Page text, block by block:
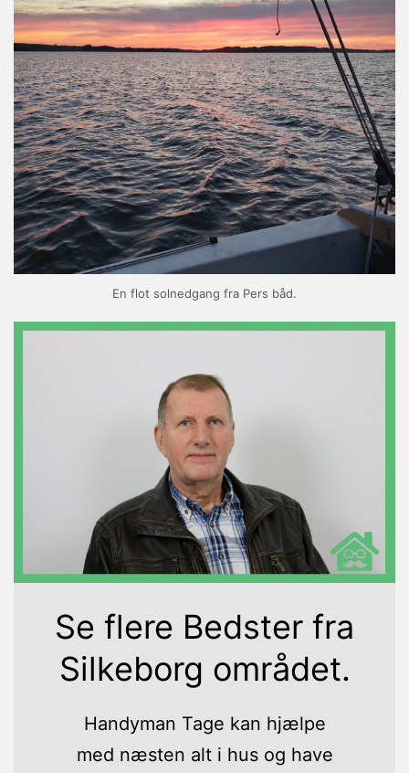
En flot solnedgang fra Pers båd.
Se flere Bedster fra
Silkeborg området.
Handyman Tage kan hjælpe
med næsten alt i hus og have